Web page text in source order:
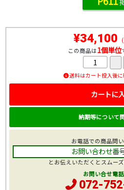
¥34,100
この商品は1個単位
送料はカート投入後
カートに
納期等について
お電話での商品問
お問い合わせ番
とお伝えいただくとスムー
お問い合せ電
072-